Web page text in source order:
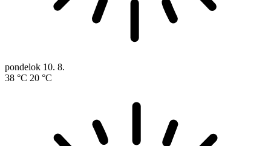
pondelok 10. 8.
38 °C 20 °C